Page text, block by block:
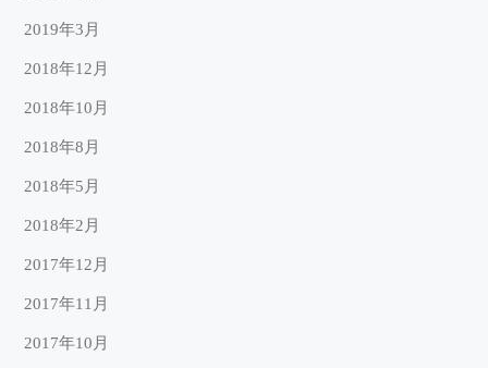
2019年3月
2018年12月
2018年10月
2018年8月
2018年5月
2018年2月
2017年12月
2017年11月
2017年10月